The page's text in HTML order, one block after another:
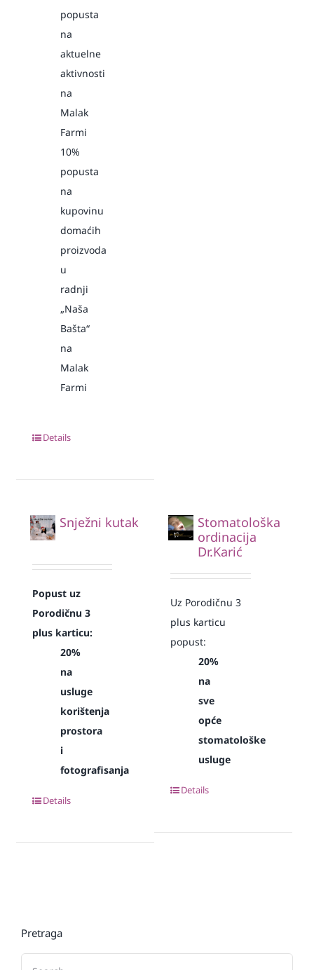
popusta
na
aktuelne
aktivnosti
na
Malak
Farmi
10%
popusta
na
kupovinu
domaćih
proizvoda
u
radnji
„Naša
Bašta“
na
Malak
Farmi
Details
Snježni kutak
Popust uz
Porodičnu 3
plus karticu:
20%
na
usluge
korištenja
prostora
i
fotografisanja
Details
Stomatološka
ordinacija
Dr.Karić
Uz Porodičnu 3
plus karticu
popust:
20%
na
sve
opće
stomatološke
usluge
Details
Pretraga